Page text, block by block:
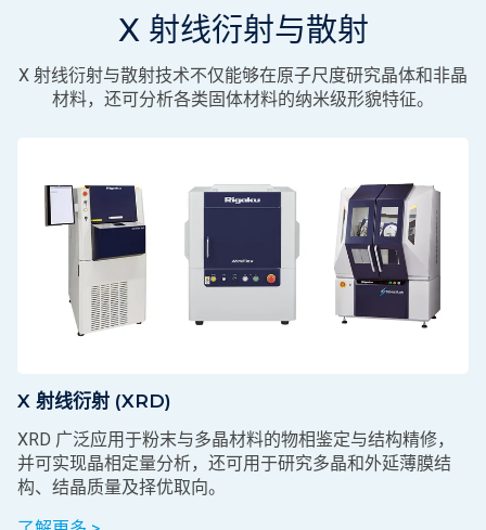
X 射线衍射与散射
X 射线衍射与散射技术不仅能够在原子尺度研究晶体和非晶
材料，还可分析各类固体材料的纳米级形貌特征。
X 射线衍射 (XRD)
XRD 广泛应用于粉末与多晶材料的物相鉴定与结构精修，
并可实现晶相定量分析，还可用于研究多晶和外延薄膜结
构、结晶质量及择优取向。